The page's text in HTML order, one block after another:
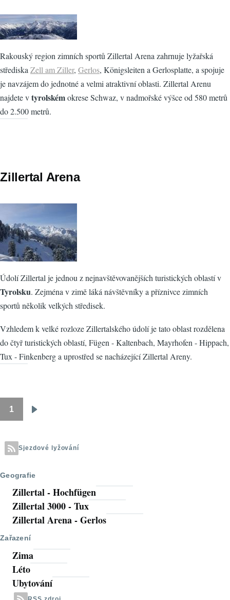
Rakouský region zimních sportů Zillertal Arena zahrnuje lyžařská
střediskaZell am Ziller, Gerlos, Königsleiten a Gerlosplatte, a spojuje
je navzájem do jednotné a velmi atraktivní oblasti. Zillertal Arenu
najdete vtyrolskémokrese Schwaz, v nadmořské výšce od 580 metrů
do 2.500 metrů.
Zillertal Arena
Údolí Zillertal je jednou z nejnavštěvovanějších turistických oblastí v
Tyrolsku. Zejména v zimě láká návštěvníky a příznivce zimních
sportů několik velkých středisek.
Vzhledem k velké rozloze Zillertalského údolí je tato oblast rozdělena
do čtyř turistických oblastí, Fügen - Kaltenbach, Mayrhofen - Hippach,
Tux - Finkenberg a uprostřed se nacházející Zillertal Areny.
Pagination
1
Sjezdové lyžování
Geografie
Zillertal - Hochfügen
Zillertal 3000 - Tux
Zillertal Arena - Gerlos
Zařazení
Zima
Léto
Ubytování